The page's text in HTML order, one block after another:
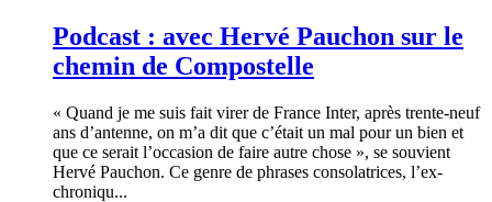
Podcast : avec Hervé Pauchon sur le
chemin de Compostelle
« Quand je me suis fait virer de France Inter, après trente-neuf
ans d’antenne, on m’a dit que c’était un mal pour un bien et
que ce serait l’occasion de faire autre chose », se souvient
Hervé Pauchon. Ce genre de phrases consolatrices, l’ex-
chroniqu...